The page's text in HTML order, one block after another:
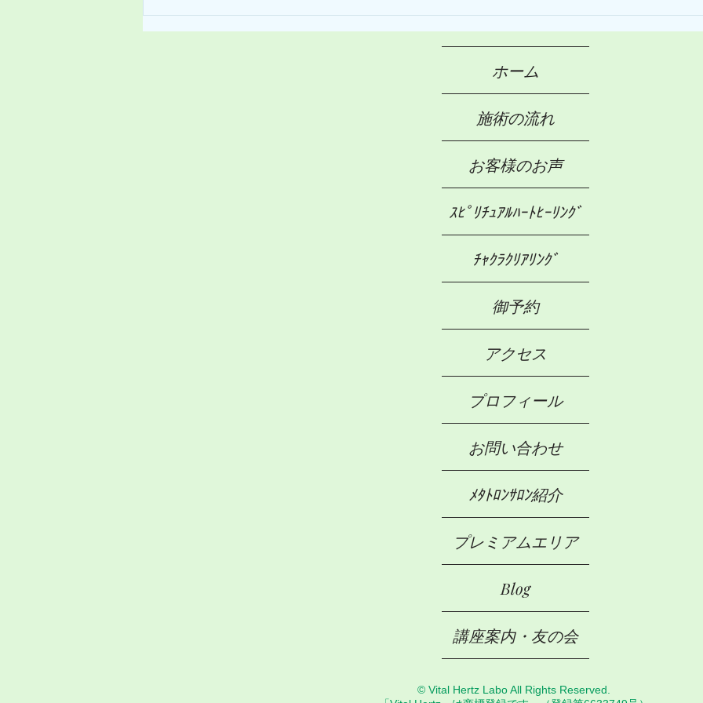
ーン
ホーム
施術の流れ
お客様のお声
ｽﾋﾟﾘﾁｭｱﾙﾊｰﾄﾋｰﾘﾝｸﾞ
ﾁｬｸﾗｸﾘｱﾘﾝｸﾞ
御予約
アクセス
プロフィール
お問い合わせ
ﾒﾀﾄﾛﾝｻﾛﾝ紹介
プレミアムエリア
Blog
講座案内・友の会
© Vital Hertz Labo All Rights Reserved.